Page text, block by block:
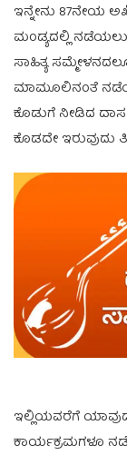
ಇನ್ನೇನು 87ನೇಯ
ಮಂಡ್ಯದಲ್ಲಿ
ಸಾಹಿತ್ಯ
ಮಾಮೂಲಿನಂತೆ
ಕೊಡುಗೆ ನೀಡಿದ ದಾಸ
ಕೊಡದೇ
ಇಲ್ಲಿಯವರೆಗೆ
ಕಾರ್ಯಕ್ರಮಗಳೂ